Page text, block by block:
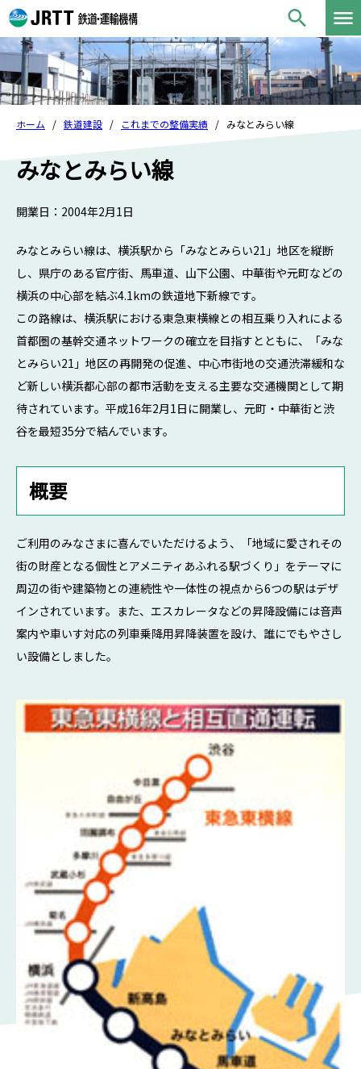
ホーム 鉄道建設 これまでの整備実績 みなとみらい線
みなとみらい線
開業日：2004年2月1日
みなとみらい線は、横浜駅から「みなとみらい21」地区を縦断
し、県庁のある官庁街、馬車道、山下公園、中華街や元町などの
横浜の中心部を結ぶ4.1kmの鉄道地下新線です。
この路線は、横浜駅における東急東横線との相互乗り入れによる
首都圏の基幹交通ネットワークの確立を目指すとともに、「みな
とみらい21」地区の再開発の促進、中心市街地の交通渋滞緩和な
ど新しい横浜都心部の都市活動を支える主要な交通機関として期
待されています。平成16年2月1日に開業し、元町・中華街と渋
谷を最短35分で結んでいます。
概要
ご利用のみなさまに喜んでいただけるよう、「地域に愛されその
街の財産となる個性とアメニティあふれる駅づくり」をテーマに
周辺の街や建築物との連続性や一体性の視点から6つの駅はデザ
インされています。また、エスカレータなどの昇降設備には音声
案内や車いす対応の列車乗降用昇降装置を設け、誰にでもやさし
い設備としました。